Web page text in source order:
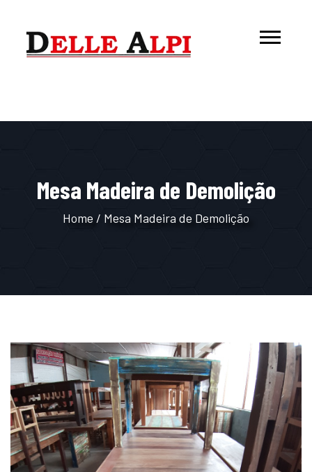
Mesa Madeira de Demolição
Home / Mesa Madeira de Demolição